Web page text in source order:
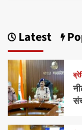
Latest